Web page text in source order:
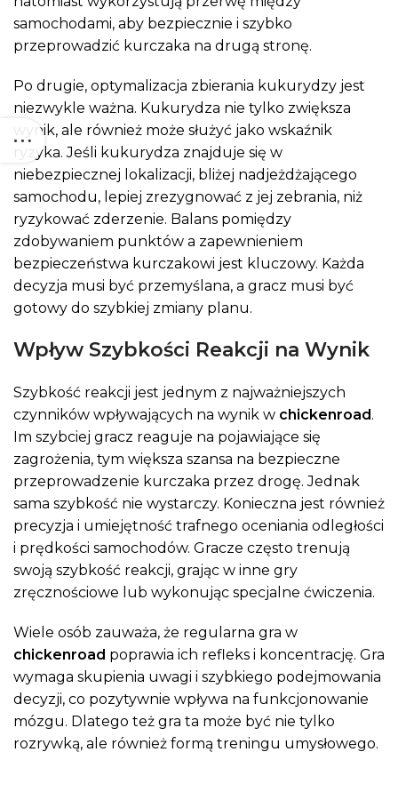
samochodami, aby bezpiecznie i szybko
przeprowadzić kurczaka na drugą stronę.
Po drugie, optymalizacja zbierania kukurydzy jest
niezwykle ważna. Kukurydza nie tylko zwiększa
wynik, ale również może służyć jako wskaźnik
ryzyka. Jeśli kukurydza znajduje się w
niebezpiecznej lokalizacji, bliżej nadjeżdżającego
samochodu, lepiej zrezygnować z jej zebrania, niż
ryzykować zderzenie. Balans pomiędzy
zdobywaniem punktów a zapewnieniem
bezpieczeństwa kurczakowi jest kluczowy. Każda
decyzja musi być przemyślana, a gracz musi być
gotowy do szybkiej zmiany planu.
Wpływ Szybkości Reakcji na Wynik
Szybkość reakcji jest jednym z najważniejszych
czynników wpływających na wynik w chickenroad.
Im szybciej gracz reaguje na pojawiające się
zagrożenia, tym większa szansa na bezpieczne
przeprowadzenie kurczaka przez drogę. Jednak
sama szybkość nie wystarczy. Konieczna jest również
precyzja i umiejętność trafnego oceniania odległości
i prędkości samochodów. Gracze często trenują
swoją szybkość reakcji, grając w inne gry
zręcznościowe lub wykonując specjalne ćwiczenia.
Wiele osób zauważa, że regularna gra w
chickenroad poprawia ich refleks i koncentrację. Gra
wymaga skupienia uwagi i szybkiego podejmowania
decyzji, co pozytywnie wpływa na funkcjonowanie
mózgu. Dlatego też gra ta może być nie tylko
rozrywką, ale również formą treningu umysłowego.